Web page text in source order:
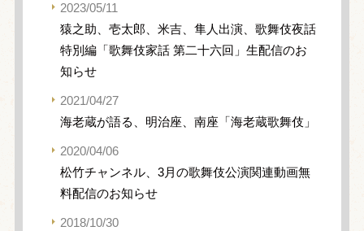
2023/05/11
猿之助、壱太郎、米吉、隼人出演、歌舞伎夜話
特別編「歌舞伎家話 第二十六回」生配信のお
知らせ
2021/04/27
海老蔵が語る、明治座、南座「海老蔵歌舞伎」
2020/04/06
松竹チャンネル、3月の歌舞伎公演関連動画無
料配信のお知らせ
2018/10/30